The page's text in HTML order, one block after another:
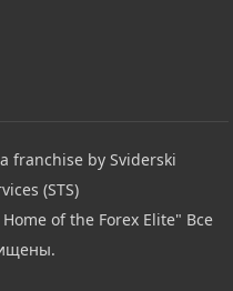
franchise by Sviderski
(STS)
of the Forex Elite" Все